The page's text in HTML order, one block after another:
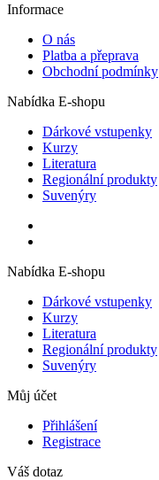
Informace
O nás
Platba a přeprava
Obchodní podmínky
Nabídka E-shopu
Dárkové vstupenky
Kurzy
Literatura
Regionální produkty
Suvenýry
Nabídka E-shopu
Dárkové vstupenky
Kurzy
Literatura
Regionální produkty
Suvenýry
Můj účet
Přihlášení
Registrace
Váš dotaz